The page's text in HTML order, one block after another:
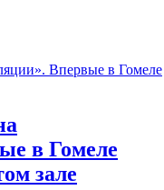
в Гомеле
зале